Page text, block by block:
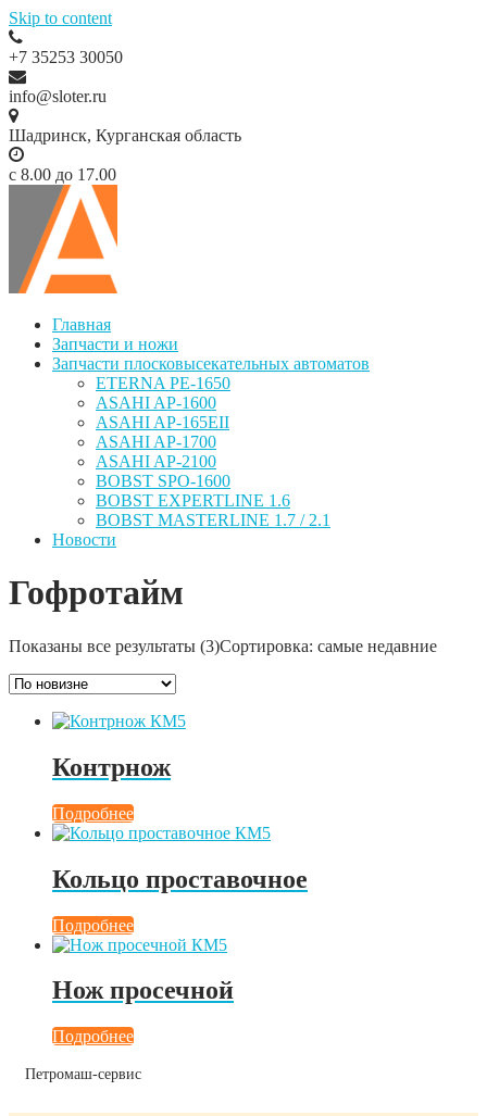
Skip to content
+7 35253 30050
info@sloter.ru
Шадринск, Курганская область
с 8.00 до 17.00
Главная
Запчасти и ножи
Запчасти плосковысекательных автоматов
ETERNA PE-1650
ASAHI AP-1600
ASAHI AP-165EII
ASAHI AP-1700
ASAHI AP-2100
BOBST SPO-1600
BOBST EXPERTLINE 1.6
BOBST MASTERLINE 1.7 / 2.1
Новости
Гофротайм
Показаны все результаты (3)Сортировка: самые недавние
Контрнож
Подробнее
Кольцо проставочное
Подробнее
Нож просечной
Подробнее
Петромаш-сервис